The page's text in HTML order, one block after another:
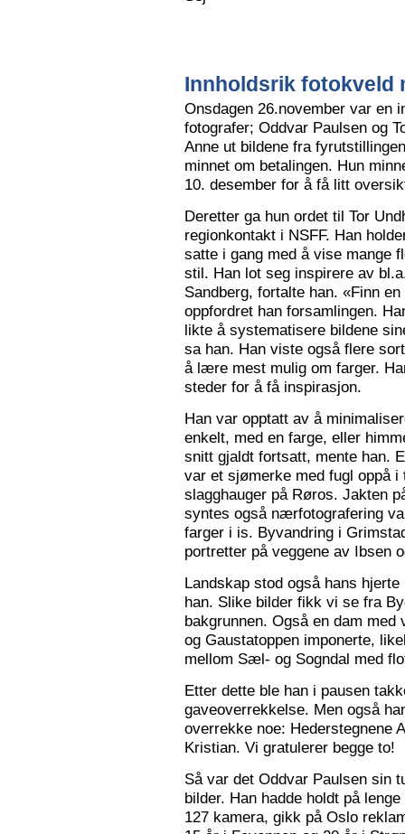
Innholdsrik fotokveld
Onsdagen 26.november var en
fotografer; Oddvar Paulsen og
Anne ut bildene fra
minnet om betalingen. Hun
10. desember for å få litt
Deretter ga hun ordet til Tor
regionkontakt i NSFF. Han
satte i gang med å vise mange
stil. Han lot seg inspirere av
Sandberg, fortalte han. «Finn
oppfordret han forsamlingen.
likte å systematisere bildene
sa han. Han viste også flere
å lære mest mulig om farger.
steder for å få inspirasjon.
Han var opptatt av å
enkelt, med en farge, eller
snitt gjaldt fortsatt, mente han.
var et sjømerke med fugl oppå
slagghauger på Røros. Jakten
syntes også nærfotografering
farger i is. Byvandring i
portretter på veggene av Ibsen
Landskap stod også hans
han. Slike bilder fikk vi se fra
bakgrunnen. Også en dam
og Gaustatoppen imponerte,
mellom Sæl- og Sogndal med
Etter dette ble han i pausen
gaveoverrekkelse. Men også
overrekke noe: Hederstegnene
Kristian. Vi gratulerer begge to!
Så var det Oddvar Paulsen sin
bilder. Han hadde holdt på
127 kamera, gikk på Oslo